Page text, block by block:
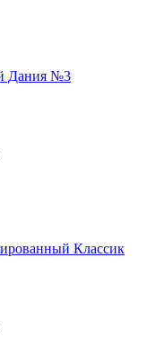
Дания №3
Классик